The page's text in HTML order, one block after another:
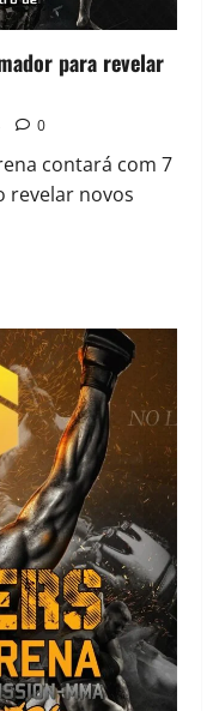
para revelar
0
contará com 7
revelar novos